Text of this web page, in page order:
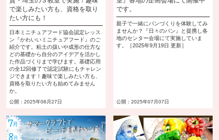
で楽しみたい方も、資格を取り
たい方にも！
日本ミニチュアフード協会認定レッス
ン『かわいいミニチュアフード』のご
紹介です。粘土の扱いや成形の仕方な
どの基礎から自分のアイデアを活かし
た作品づくりまで学びます。基礎応用
の全12回修了で認定試験にもチャレン
ジできます！趣味で楽しみたい方も、
資格を取りたい方も始めてみません
か。
公開：2025年08月27日
です。
親子で一緒にパンづくりを体験してみ
ませんか？『日々のパン』と提携し各
地のセンター会場にて実施していま
す。［2025年9月19日 更新］
公開：2025年07月07日